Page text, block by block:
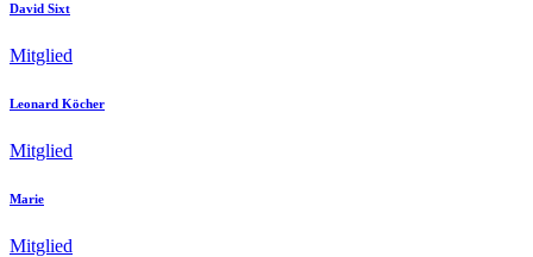
David Sixt
Mitglied
Leonard Köcher
Mitglied
Marie
Mitglied